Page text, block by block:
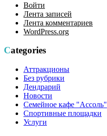
Войти
Лента записей
Лента комментариев
WordPress.org
Categories
Аттракционы
Без рубрики
Дендрарий
Новости
Семейное кафе "Ассоль"
Спортивные площадки
Услуги